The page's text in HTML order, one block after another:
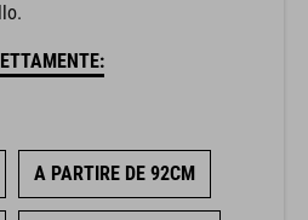
A PARTIRE DE 92CM